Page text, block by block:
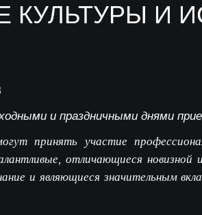
И
и праздничными днями
принять участие
отличающиеся новизной
и являющиеся значительным